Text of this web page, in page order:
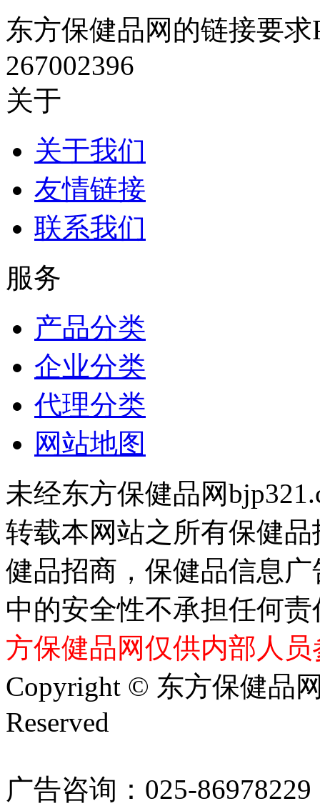
东方保健品网的链接要
267002396
关于
关于我们
友情链接
联系我们
服务
产品分类
企业分类
代理分类
网站地图
未经东方保健品网
转载本网站之所有保健
健品招商，保健品信息
中的安全性不承担任何
方保健品网仅供内部人
Copyright © 东方保健品
Reserved
广告咨询：025-86978229